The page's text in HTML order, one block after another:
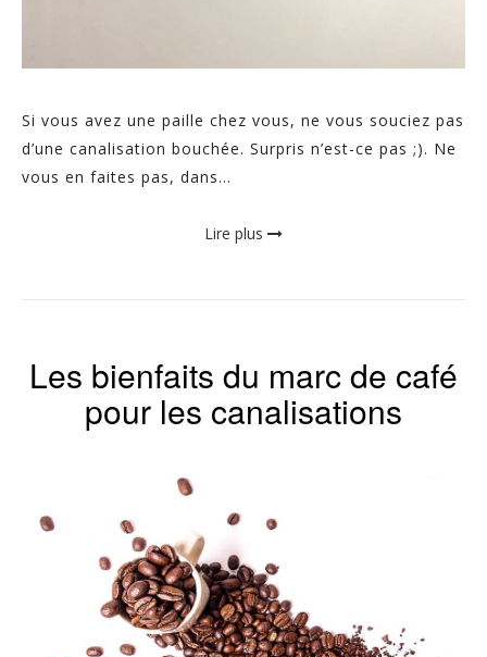
Si vous avez une paille chez vous, ne vous souciez pas
d’une canalisation bouchée. Surpris n’est-ce pas ;). Ne
vous en faites pas, dans...
Lire plus
Les bienfaits du marc de café
pour les canalisations